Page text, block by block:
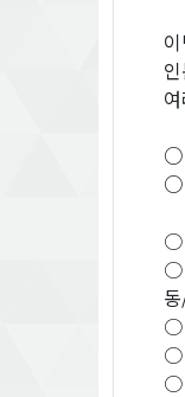
○
○
○
○
○
○
○